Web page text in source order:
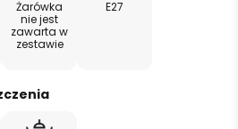
Żarówka
nie jest
zawarta w
zestawie
E27